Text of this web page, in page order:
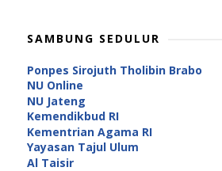
SAMBUNG SEDULUR
Ponpes Sirojuth Tholibin Brabo
NU Online
NU Jateng
Kemendikbud RI
Kementrian Agama RI
Yayasan Tajul Ulum
Al Taisir